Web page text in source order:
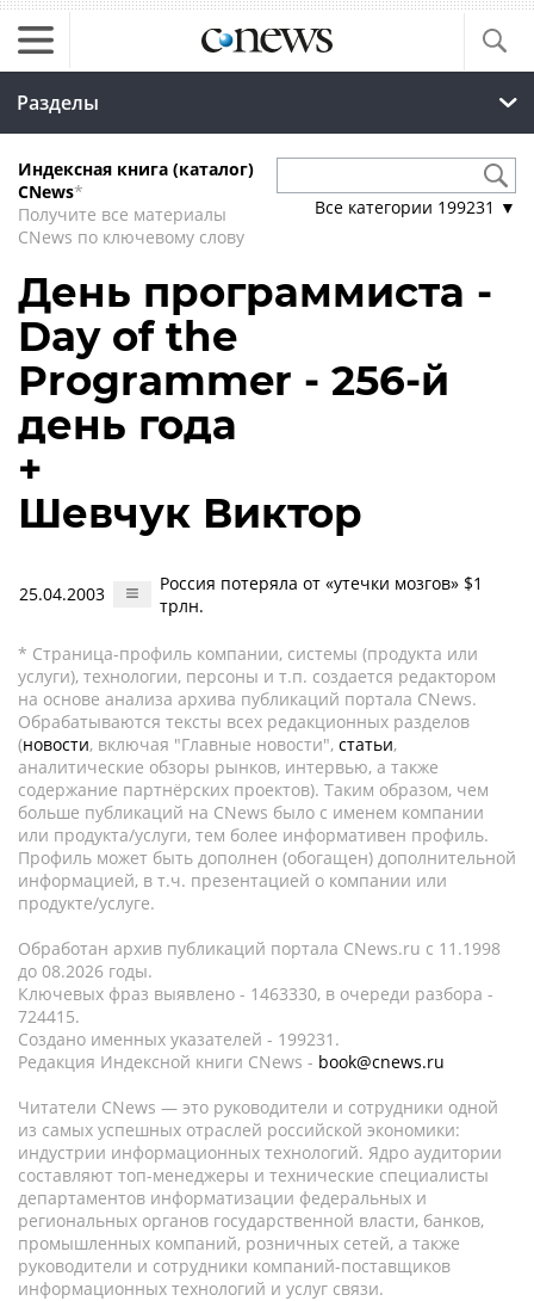
Разделы
Индексная книга (каталог)
CNews*
Получите все материалы
CNews по ключевому слову
Все категории 199231 ▼
День программиста -
Day of the
Programmer - 256-й
день года
+
Шевчук Виктор
25.04.2003
Россия потеряла от «утечки мозгов» $1
трлн.
* Страница-профиль компании, системы (продукта или
услуги), технологии, персоны и т.п. создается редактором
на основе анализа архива публикаций портала CNews.
Обрабатываются тексты всех редакционных разделов
(новости, включая "Главные новости", статьи,
аналитические обзоры рынков, интервью, а также
содержание партнёрских проектов). Таким образом, чем
больше публикаций на CNews было с именем компании
или продукта/услуги, тем более информативен профиль.
Профиль может быть дополнен (обогащен) дополнительной
информацией, в т.ч. презентацией о компании или
продукте/услуге.
Обработан архив публикаций портала CNews.ru c 11.1998
до 08.2026 годы.
Ключевых фраз выявлено - 1463330, в очереди разбора -
724415.
Создано именных указателей - 199231.
Редакция Индексной книги CNews - book@cnews.ru
Читатели CNews — это руководители и сотрудники одной
из самых успешных отраслей российской экономики:
индустрии информационных технологий. Ядро аудитории
составляют топ-менеджеры и технические специалисты
департаментов информатизации федеральных и
региональных органов государственной власти, банков,
промышленных компаний, розничных сетей, а также
руководители и сотрудники компаний-поставщиков
информационных технологий и услуг связи.